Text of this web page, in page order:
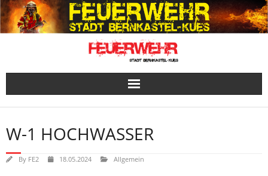
Skip
to
content
W-1 HOCHWASSER
By FE2 18.05.2024 Allgemein